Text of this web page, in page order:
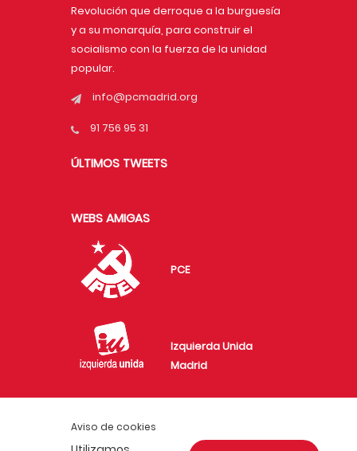
Aviso de cookies
Revolución que derroque a la burguesía
y a su monarquía, para construir el
socialismo con la fuerza de la unidad
popular.
info@pcmadrid.org
91 756 95 31
ÚLTIMOS TWEETS
WEBS AMIGAS
PCE
Izquierda Unida
Madrid
Juventud Comunista